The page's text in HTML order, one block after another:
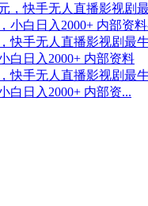
快手无人直播影视剧最
白日入2000+ 内部资料
快手无人直播影视剧最
白日入2000+ 内部资...